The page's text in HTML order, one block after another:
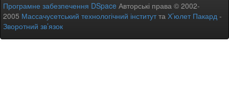
Програмне забезпечення DSpace Авторські права © 2002-
2005 Массачусетський технологічний інститутта Х’юлет Пакард -
Зворотний зв’язок